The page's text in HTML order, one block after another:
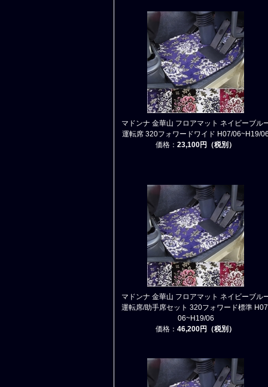
マドンナ 金華山 フロアマット ネイビーブル
運転席 320フォワードワイド H07/06~H19/
価格： 23,100円（税別）
マドンナ 金華山 フロアマット ネイビーブル
運転席/助手席セット 320フォワード標準
06~H19/06
価格： 46,200円（税別）